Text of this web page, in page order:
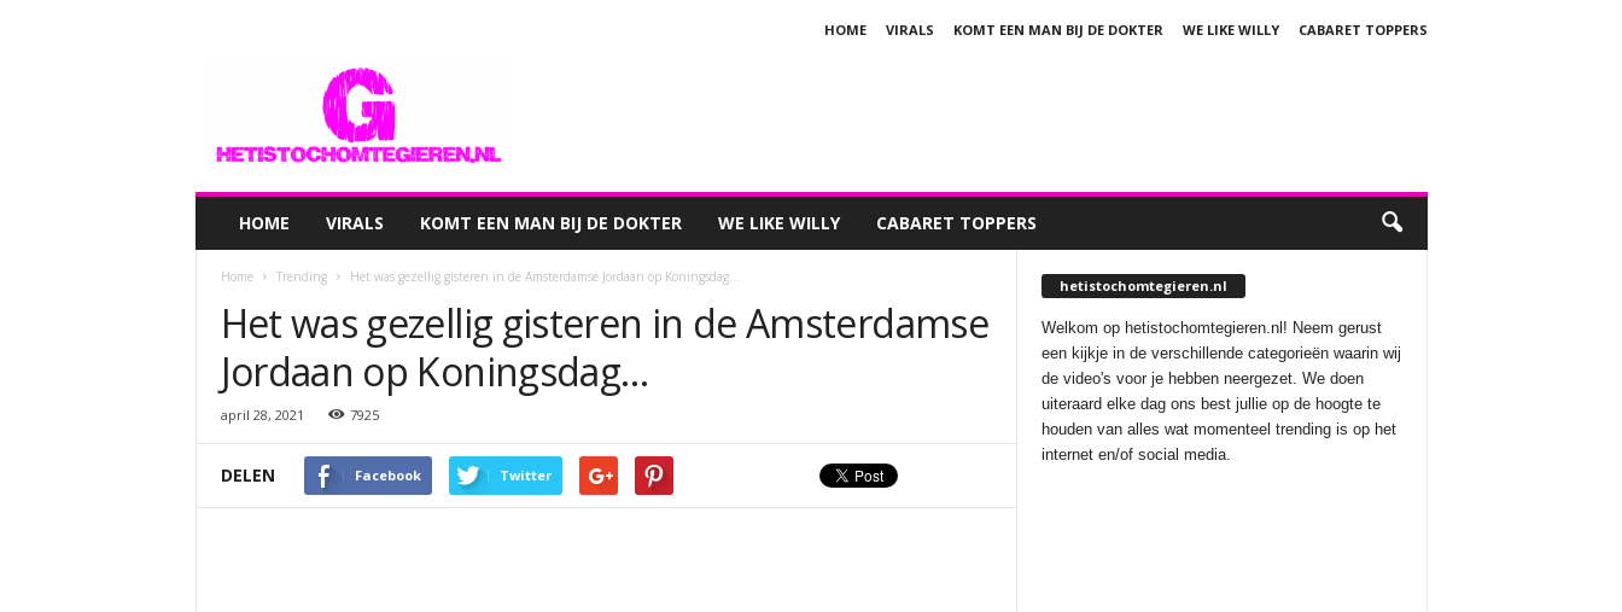
HOME VIRALS KOMT EEN MAN BIJ DE DOKTER WE LIKE WILLY
CABARET TOPPERS
HOME VIRALS KOMT EEN MAN BIJ DE DOKTER WE LIKE WILLY CABARET TOPPERS
Home Trending Het was gezellig gisteren in de Amsterdamse Jordaan op Koningsdag…
Het was gezellig gisteren in de Amsterdamse
Jordaan op Koningsdag…
april 28, 2021 7925
DELEN Facebook Twitter
hetistochomtegieren.nl
Welkom op hetistochomtegieren.nl! Neem gerust
een kijkje in de verschillende categorieën waarin wij
de video's voor je hebben neergezet. We doen
uiteraard elke dag ons best jullie op de hoogte te
houden van alles wat momenteel trending is op het
internet en/of social media.